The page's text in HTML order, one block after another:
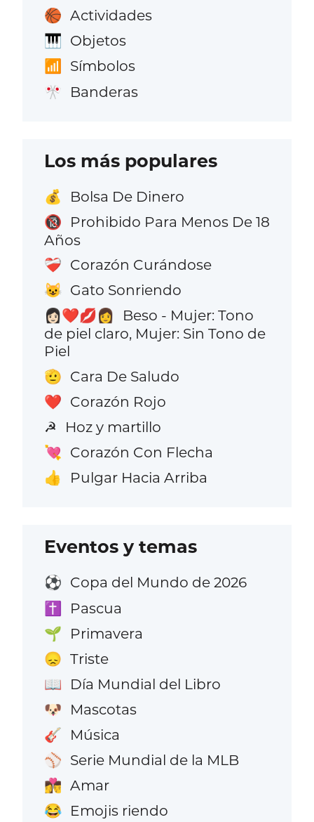
🏀 Actividades
🎹 Objetos
📶 Símbolos
🎌 Banderas
Los más populares
💰 Bolsa De Dinero
🔞
Prohibido Para Menos De 18
Años
❤️‍🩹 Corazón Curándose
😺 Gato Sonriendo
👩🏻‍❤️‍💋‍👩
Beso - Mujer: Tono
de piel claro, Mujer: Sin Tono de
Piel
🫡 Cara De Saludo
❤️ Corazón Rojo
☭ Hoz y martillo
💘 Corazón Con Flecha
👍 Pulgar Hacia Arriba
Eventos y temas
⚽ Copa del Mundo de 2026
✝️ Pascua
🌱 Primavera
😞 Triste
📖 Día Mundial del Libro
🐶 Mascotas
🎸 Música
⚾ Serie Mundial de la MLB
👩‍❤️‍💋‍👨 Amar
😂 Emojis riendo